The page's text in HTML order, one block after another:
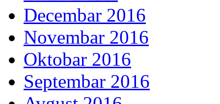
Decembar 2016
Novembar 2016
Oktobar 2016
Septembar 2016